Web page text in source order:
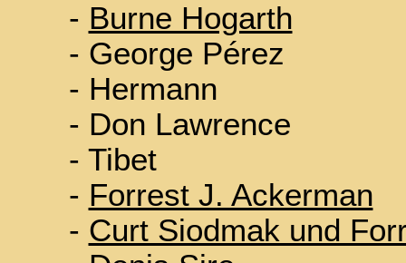
- Burne Hogarth
- George Pérez
- Hermann
- Don Lawrence
- Tibet
- Forrest J. Ackerman
- Curt Siodmak und